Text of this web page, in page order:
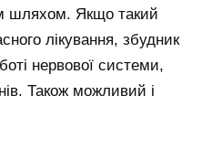
шляхом. Якщо такий
лікування, збудник
нервової системи,
Також можливий і